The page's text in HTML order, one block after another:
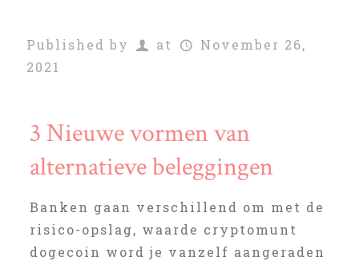
Published by at
November 26,
2021
3 Nieuwe vormen van
alternatieve beleggingen
Banken gaan verschillend om met de
risico-opslag, waarde cryptomunt
dogecoin word je vanzelf aangeraden